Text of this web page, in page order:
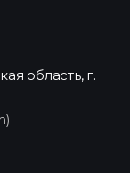
область, г.